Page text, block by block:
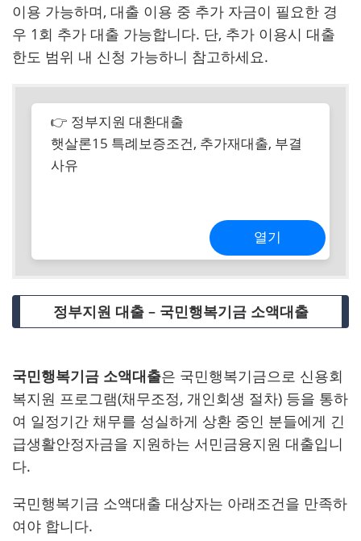
이용 가능하며, 대출 이용 중 추가 자금이 필요한 경
우 1회 추가 대출 가능합니다. 단, 추가 이용시 대출
한도 범위 내 신청 가능하니 참고하세요.
👉 정부지원 대환대출
햇살론15 특례보증조건, 추가재대출, 부결
사유
열기
정부지원 대출 – 국민행복기금 소액대출
국민행복기금 소액대출은 국민행복기금으로 신용회
복지원 프로그램(채무조정, 개인회생 절차) 등을 통하
여 일정기간 채무를 성실하게 상환 중인 분들에게 긴
급생활안정자금을 지원하는 서민금융지원 대출입니
다.
국민행복기금 소액대출 대상자는 아래조건을 만족하
여야 합니다.